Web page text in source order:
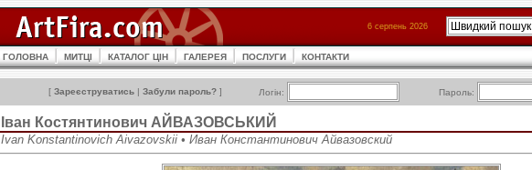
6 серпень 2026
ГОЛОВНА МИТЦІ КАТАЛОГ ЦІН ГАЛЕРЕЯ ПОСЛУГИ КОНТАКТИ
[ Зареєструватись | Забули пароль? ] Логін: Пароль:
Іван Костянтинович АЙВАЗОВСЬКИЙ
Ivan Konstantinovich Aivazovskii • Иван Константинович Айвазовский